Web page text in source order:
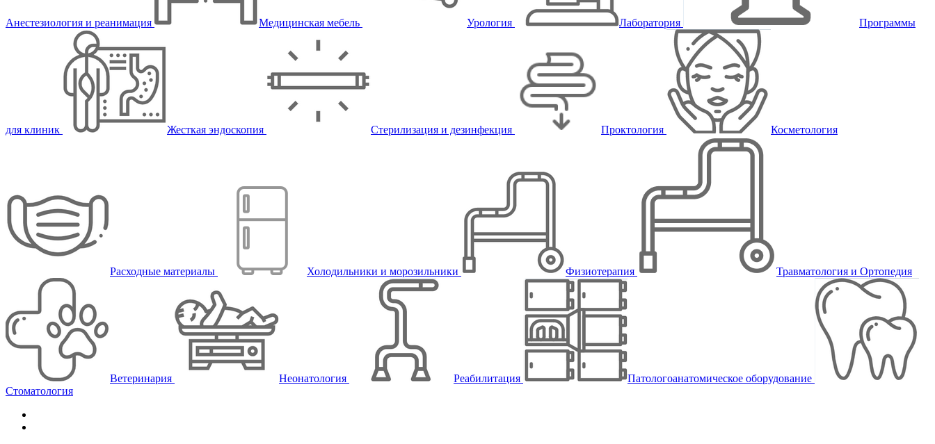
Анестезиология и реанимация Медицинская мебель Урология Лаборатория Программы
для клиник Жесткая эндоскопия Стерилизация и дезинфекция Проктология Косметология
Расходные материалы Холодильники и морозильники Физиотерапия Травматология и Ортопедия
Ветеринария Неонатология Реабилитация
Патологоанатомическое оборудование
Стоматология